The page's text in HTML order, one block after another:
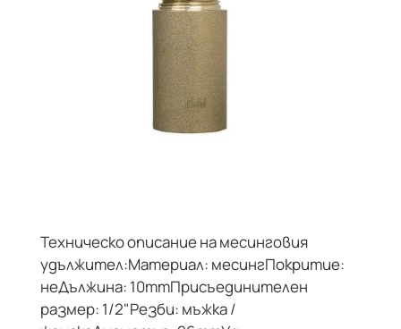
Техническо описание на месинговия
удължител:Материал: месингПокритие:
неДължина: 10mmПрисъединителен
размер: 1/2"Резби: мъжка /